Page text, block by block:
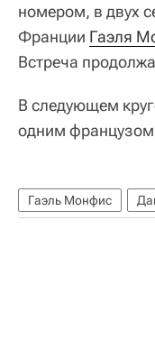
номером, в двух
Франции Гаэля
Встреча
В следующем
одним
Гаэль Монфис